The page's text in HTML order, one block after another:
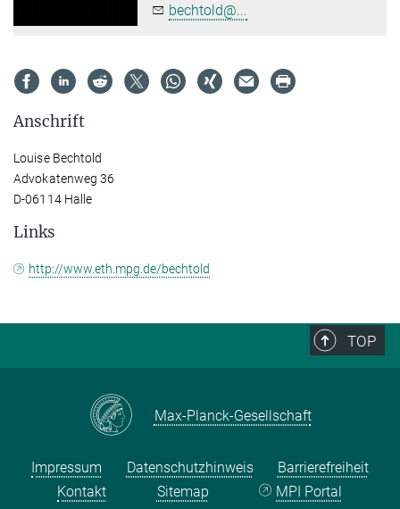
bechtold@...
Anschrift
Louise Bechtold
Advokatenweg 36
D-06114 Halle
Links
http://www.eth.mpg.de/bechtold
TOP
Max-Planck-Gesellschaft
Impressum Datenschutzhinweis
Barrierefreiheit
Kontakt
Sitemap MPI Portal